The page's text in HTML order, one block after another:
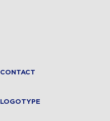
CONTACT
LOGOTYPE